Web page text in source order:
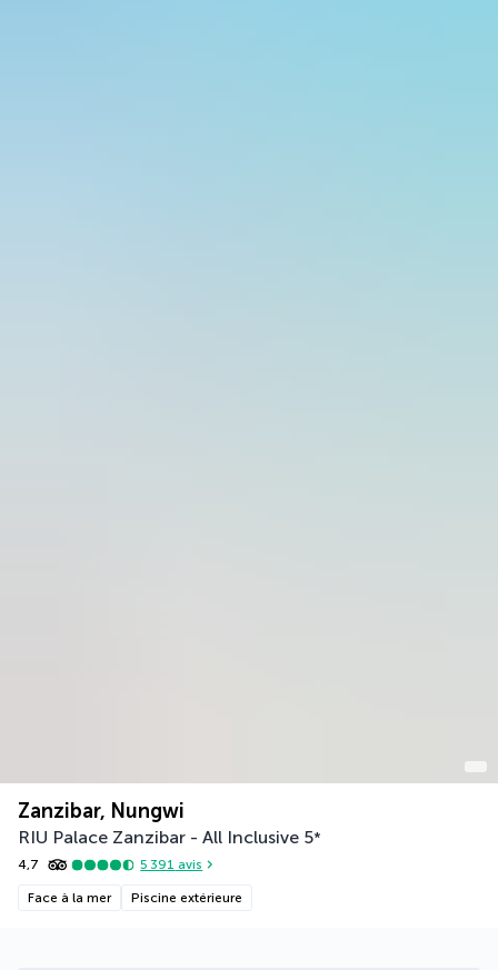
Zanzibar, Nungwi
RIU Palace Zanzibar - All Inclusive 5*
4,7 5 391 avis
Face à la mer Piscine extérieure